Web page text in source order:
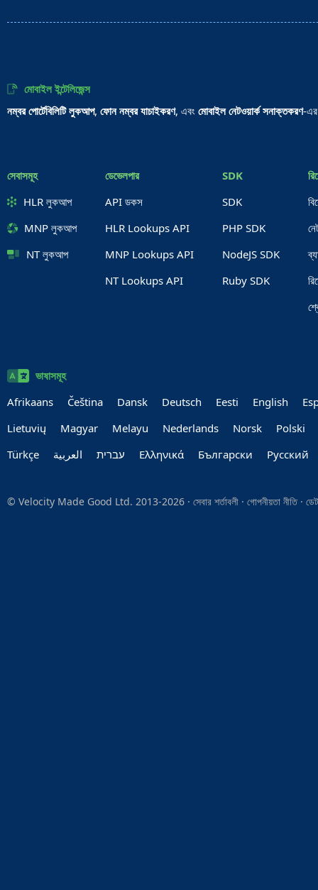
মোবাইল ইন্টেলিজেন্স
নম্বর পোর্টেবিলিটি লুকআপ, ফোন নম্বর যাচাইকরণ, এবং মোবাইল নেটওয়ার্ক সনাক্তকরণ-
সেবাসমূহ
HLR লুকআপ
MNP লুকআপ
NT লুকআপ
ডেভেলপার
API ডকস
HLR Lookups API
MNP Lookups API
NT Lookups API
SDK
SDK
PHP SDK
NodeJS SDK
Ruby SDK
ভাষাসমূহ
Afrikaans
Čeština Dansk Deutsch Eesti English
Lietuvių
Magyar Melayu Nederlands Norsk
Polski
Türkçe
العربية‏ עברית‏ Ελληνικά Български Руccкий
© Velocity Made Good Ltd. 2013-2026 · সেবার শর্তাবলী · গোপনীয়তা নীতি ·